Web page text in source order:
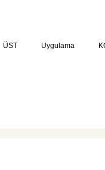
ÜST Uygulama